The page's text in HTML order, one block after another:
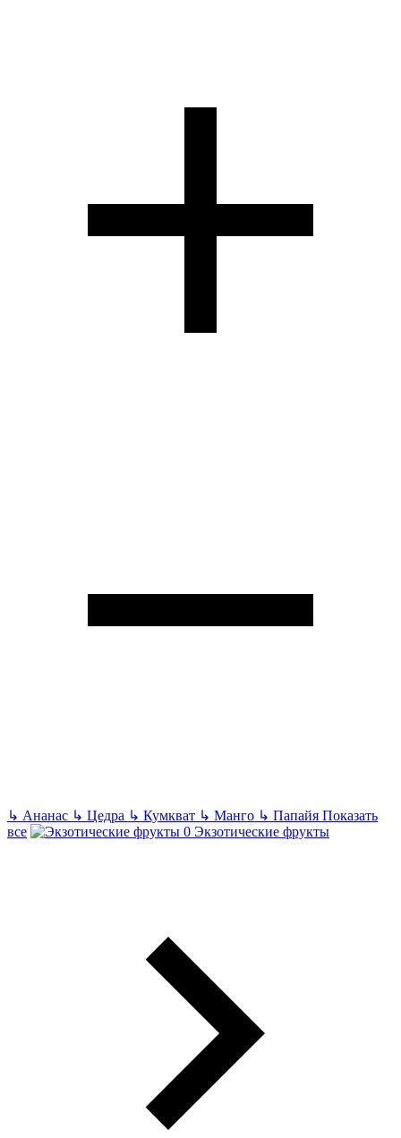
↳ Ананас ↳ Цедра ↳ Кумкват ↳ Манго ↳ Папайя Показать
все
Экзотические фрукты